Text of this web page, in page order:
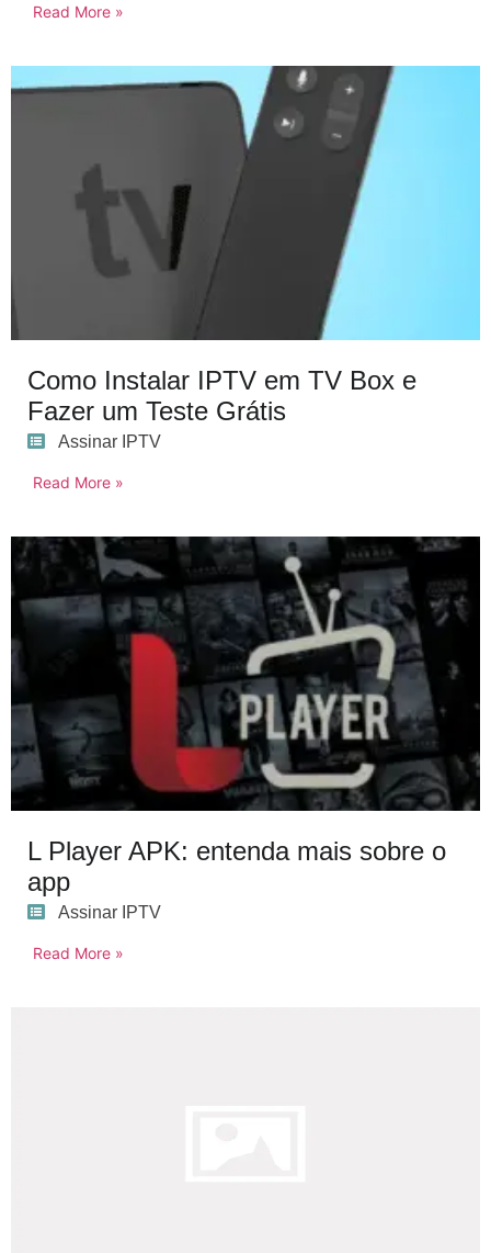
Read More »
Como Instalar IPTV em TV Box e
Fazer um Teste Grátis
Assinar IPTV
Read More »
L Player APK: entenda mais sobre o
app
Assinar IPTV
Read More »